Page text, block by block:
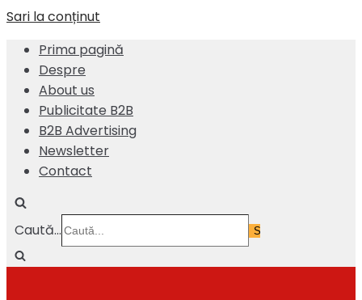
Sari la conținut
Prima pagină
Despre
About us
Publicitate B2B
B2B Advertising
Newsletter
Contact
Caută...